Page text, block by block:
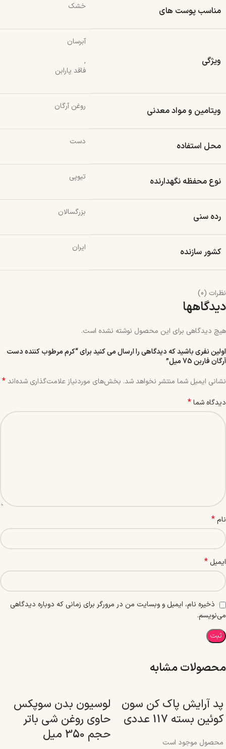
مناسب پوست های خشک
ویژگی
آبرسان
,
فاقد پارابن
ویتامین و مواد معدنی روغن آرگان
محل استفاده دست
نوع محفظه نگهدارنده تیوپی
رده سنی بزرگسالان
کشور سازنده ایران
نظرات (0)
دیدگاهها
هیچ دیدگاهی برای این محصول نوشته نشده است.
اولین نفری باشید که دیدگاهی را ارسال می کنید برای “کرم مرطوب کننده دست
آرگان فاربن 75 میل”
نشانی ایمیل شما منتشر نخواهد شد. بخش‌های موردنیاز علامت‌گذاری شده‌اند*
دیدگاه شما*
نام*
ایمیل *
ذخیره نام، ایمیل و وبسایت من در مرورگر برای زمانی که دوباره دیدگاهی
می‌نویسم.
محصولات مشابه
پد آرایش پاک کن سون
کوئین بسته 117 عددی
محصول موجود است
لوسیون بدن سوپکس
حاوی روغن شی باتر
حجم 350 میل